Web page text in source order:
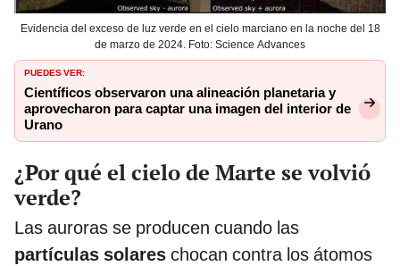
Evidencia del exceso de luz verde en el cielo marciano en la noche del 18
de marzo de 2024. Foto: Science Advances
PUEDES VER:
Científicos observaron una alineación planetaria y
aprovecharon para captar una imagen del interior de
Urano
¿Por qué el cielo de Marte se volvió
verde?
Las auroras se producen cuando las
partículas solares chocan contra los átomos